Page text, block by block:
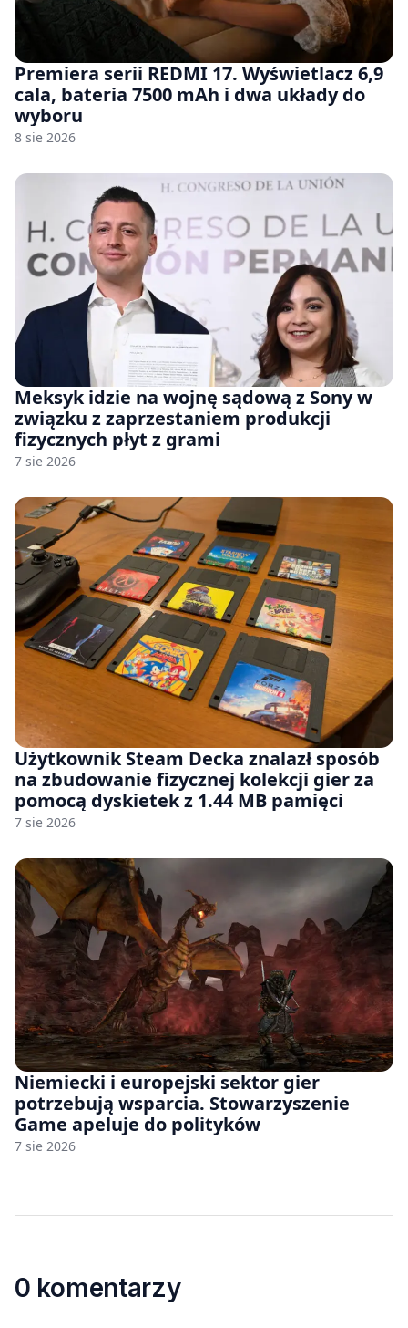
Premiera serii REDMI 17. Wyświetlacz 6,9
cala, bateria 7500 mAh i dwa układy do
wyboru
8 sie 2026
Meksyk idzie na wojnę sądową z Sony w
związku z zaprzestaniem produkcji
fizycznych płyt z grami
7 sie 2026
Użytkownik Steam Decka znalazł sposób
na zbudowanie fizycznej kolekcji gier za
pomocą dyskietek z 1.44 MB pamięci
7 sie 2026
Niemiecki i europejski sektor gier
potrzebują wsparcia. Stowarzyszenie
Game apeluje do polityków
7 sie 2026
0 komentarzy